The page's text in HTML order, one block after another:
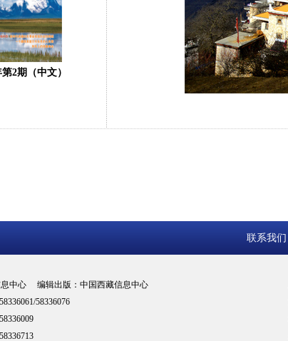
2期（中文）
联系我们
息中心 编辑出版：中国西藏信息中心
58336076